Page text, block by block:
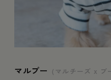
マルプー （マルチーズ x プ